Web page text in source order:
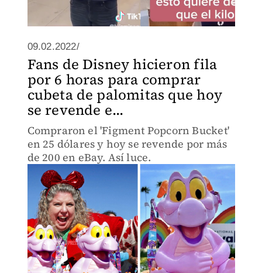
09.02.2022/
Fans de Disney hicieron fila
por 6 horas para comprar
cubeta de palomitas que hoy
se revende e...
Compraron el 'Figment Popcorn Bucket'
en 25 dólares y hoy se revende por más
de 200 en eBay. Así luce.